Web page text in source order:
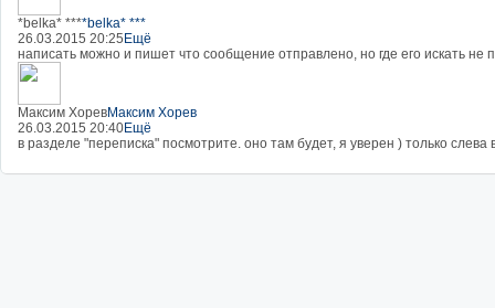
*belka* ****belka* ***
26.03.2015 20:25 Ещё
написать можно и пишет что сообщение отправлено, но где его искать
Максим ХоревМаксим Хорев
26.03.2015 20:40Ещё
в разделе "переписка" посмотрите. оно там будет, я уверен ) только